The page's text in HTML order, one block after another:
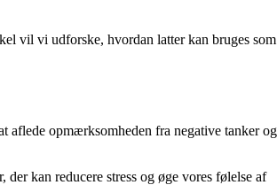
vil vi udforske, hvordan latter kan bruges som
aflede opmærksomheden fra negative tanker og
kan reducere stress og øge vores følelse af